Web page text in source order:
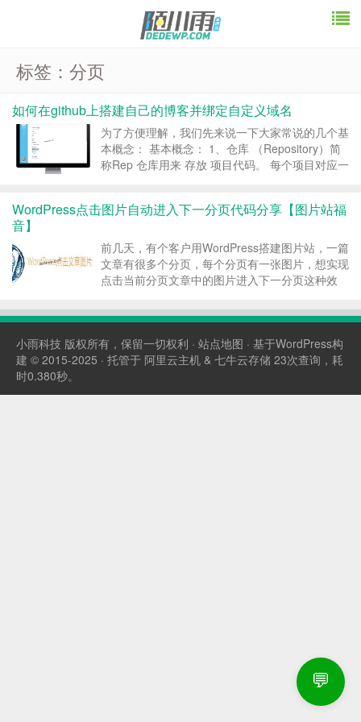
标签：分页
如何在github上搭建自己的博客并绑定自定义域名
为了方便理解，我们先来说一下大家常说的几个基
本概念： 基本概念： 1、仓库 （Repository）简
称Rep 仓库用来 存放 项目代码。 每个项目对应一
复制别人的仓...
WordPress点击图片自动进入下一分页代码分享【图片站福
音】
前几天，有个客户用WordPress搭建图片站，一篇
文章有很多个分页，每个分页有一张图片，想实现
点击当前分页文章中的图片进入下一分页这种效
有需要的朋友： 付费可见当前隐藏内容需要支付1
注...
小雨科技 版权所有，保留一切权利 · 站点地图 · 基于WordPress构
建 © 2015-2025 · 托管于 阿里云主机 & 七牛云存储 23次查询，耗
时0.380秒。
💬